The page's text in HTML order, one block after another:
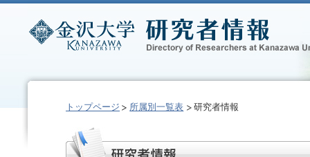
トップページ 所属別一覧表 研究者情報